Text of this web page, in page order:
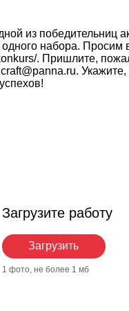
из
набора.
. Пришлите,
Загрузите работу
Загрузить
1 фото, не более 1 мб